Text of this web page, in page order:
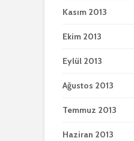
Kasım 2013
Ekim 2013
Eylül 2013
Ağustos 2013
Temmuz 2013
Haziran 2013